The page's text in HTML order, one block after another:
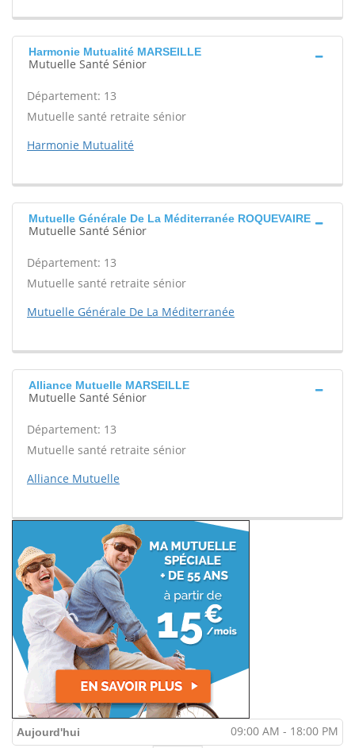
Harmonie Mutualité MARSEILLE
Mutuelle Santé Sénior
Département: 13
Mutuelle santé retraite sénior
Harmonie Mutualité
Mutuelle Générale De La Méditerranée ROQUEVAIRE
Mutuelle Santé Sénior
Département: 13
Mutuelle santé retraite sénior
Mutuelle Générale De La Méditerranée
Alliance Mutuelle MARSEILLE
Mutuelle Santé Sénior
Département: 13
Mutuelle santé retraite sénior
Alliance Mutuelle
Aujourd'hui 09:00 AM - 18:00 PM